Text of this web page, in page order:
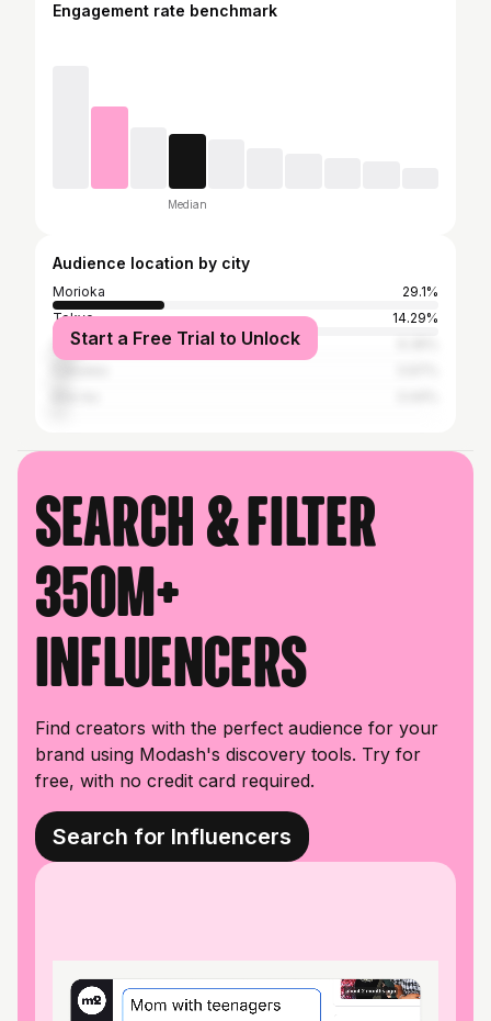
Engagement rate benchmark
Median
Audience location by city
Morioka
29.1%
Tokyo
14.29%
Sendai
Start a Free Trial to Unlock
Search & filter
350M+
influencers
Find creators with the perfect audience for your
brand using Modash's discovery tools. Try for
free, with no credit card required.
Search for Influencers